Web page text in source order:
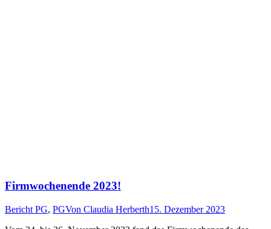
Firmwochenende 2023!
Bericht PG, PGVon Claudia Herberth15. Dezember 2023